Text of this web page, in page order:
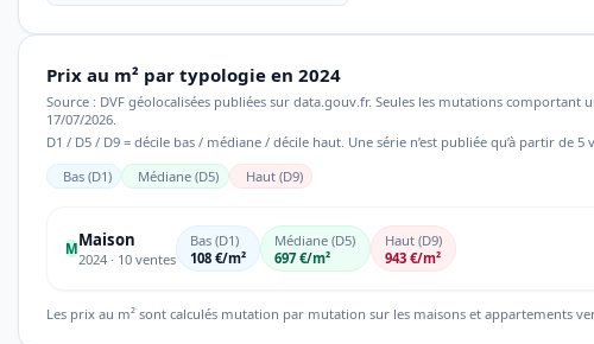
Prix au m² par typologie en 2024
Source : DVF géolocalisées publiées sur data.gouv.fr. Seules les mutations
17/07/2026.
D1 / D5 / D9 = décile bas / médiane / décile haut. Une série n’est publiée qu’à partir de 5
Bas (D1)
Médiane (D5) Haut (D9)
MMaison
2024 · 10 ventes
Bas (D1)
108 €/m²
Médiane (D5)
697 €/m²
Haut (D9)
943 €/m²
Les prix au m² sont calculés mutation par mutation sur les maisons et appartements